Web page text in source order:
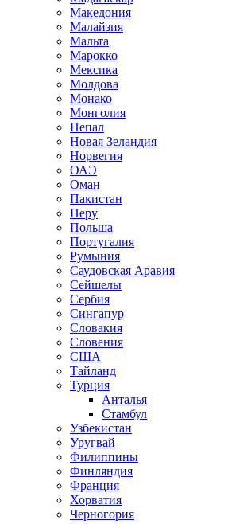
Македония
Малайзия
Мальта
Марокко
Мексика
Молдова
Монако
Монголия
Непал
Новая Зеландия
Норвегия
ОАЭ
Оман
Пакистан
Перу
Польша
Португалия
Румыния
Саудовская Аравия
Сейшелы
Сербия
Сингапур
Словакия
Словения
США
Тайланд
Турция
Анталья
Стамбул
Узбекистан
Уругвай
Филиппины
Финляндия
Франция
Хорватия
Черногория